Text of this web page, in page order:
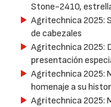
Stone-2410,
Agritechnica 2025:
de cabezales
Agritechnica 2025:
presentación
Agritechnica 2025:
homenaje a su
Agritechnica 2025: